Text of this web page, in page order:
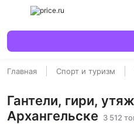
Главная Спорт и туризм
Гантели, гири,
Архангельске
3 512